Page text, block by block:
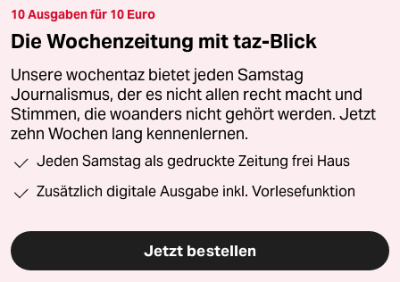
10 Ausgaben für 10 Euro
Die Wochenzeitung mit taz-Blick
Unsere wochentaz bietet jeden Samstag
Journalismus, der es nicht allen recht macht und
Stimmen, die woanders nicht gehört werden. Jetzt
zehn Wochen lang kennenlernen.
Jeden Samstag als gedruckte Zeitung frei Haus
Zusätzlich digitale Ausgabe inkl. Vorlesefunktion
Jetzt bestellen